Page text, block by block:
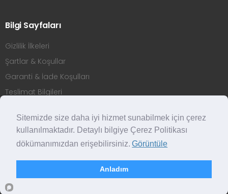
Bilgi Sayfaları
Gizlilik İlkeleri
Şartlar & Koşullar
Garanti & İade Koşulları
Teslimat Bilgileri
Copyright © 2026 Atlas Sensörler. Tüm Hakları Saklıdır.
Sitemizde size daha iyi hizmet sunabilmek için çerez
kullanılmaktadır. Detaylı bilgiye Çerez Politikası
dökümanımızdan erişebilirsiniz. Görüntüle
Anladım